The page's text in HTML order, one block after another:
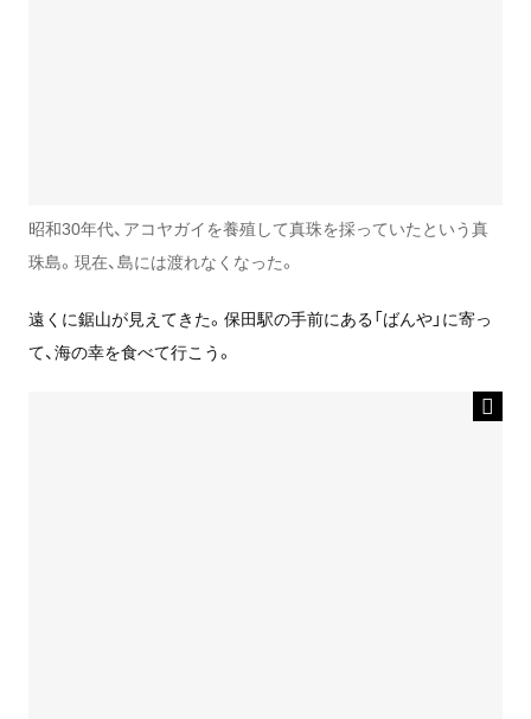
昭和30年代、アコヤガイを養殖して真珠を採っていたという真
珠島。現在、島には渡れなくなった。
遠くに鋸山が見えてきた。保田駅の手前にある「ばんや」に寄っ
て、海の幸を食べて行こう。